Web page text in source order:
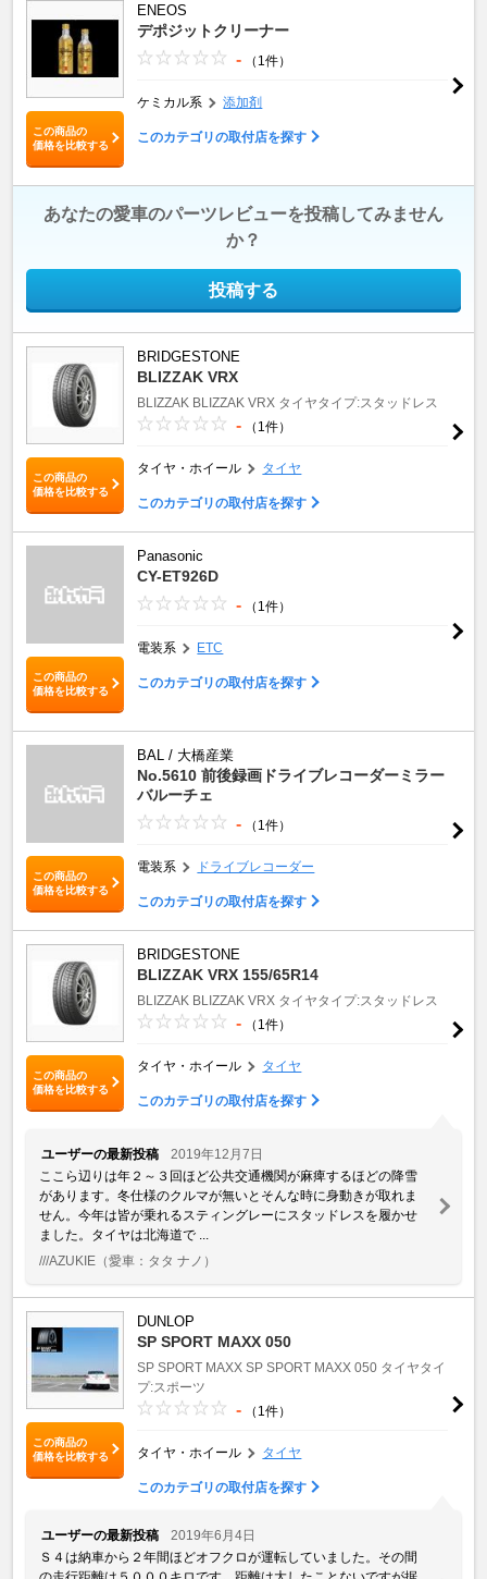
この商品の
価格を比較する
ENEOS
デポジットクリーナー
- （1件）
ケミカル系 添加剤
このカテゴリの取付店を探す
あなたの愛車のパーツレビューを投稿してみません
か？
投稿する
この商品の
価格を比較する
BRIDGESTONE
BLIZZAK VRX
BLIZZAK BLIZZAK VRX タイヤタイプ:スタッドレス
- （1件）
タイヤ・ホイール タイヤ
このカテゴリの取付店を探す
この商品の
価格を比較する
Panasonic
CY-ET926D
- （1件）
電装系 ETC
このカテゴリの取付店を探す
この商品の
価格を比較する
BAL / 大橋産業
No.5610 前後録画ドライブレコーダーミラー
バルーチェ
- （1件）
電装系 ドライブレコーダー
このカテゴリの取付店を探す
この商品の
価格を比較する
BRIDGESTONE
BLIZZAK VRX 155/65R14
BLIZZAK BLIZZAK VRX タイヤタイプ:スタッドレス
- （1件）
タイヤ・ホイール タイヤ
このカテゴリの取付店を探す
ユーザーの最新投稿
2019年12月7日
ここら辺りは年２～３回ほど公共交通機関が麻痺するほどの降雪
があります。冬仕様のクルマが無いとそんな時に身動きが取れま
せん。今年は皆が乗れるスティングレーにスタッドレスを履かせ
ました。タイヤは北海道で ...
///AZUKIE （愛車：タタ ナノ）
この商品の
価格を比較する
DUNLOP
SP SPORT MAXX 050
SP SPORT MAXX SP SPORT MAXX 050 タイヤタイ
プ:スポーツ
- （1件）
タイヤ・ホイール タイヤ
このカテゴリの取付店を探す
ユーザーの最新投稿
2019年6月4日
Ｓ４は納車から２年間ほどオフクロが運転していました。その間